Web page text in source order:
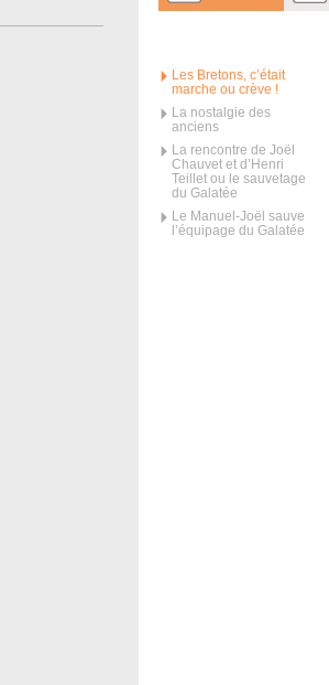
Les Bretons, c’était
marche ou crève !
La nostalgie des
anciens
La rencontre de Joël
Chauvet et d’Henri
Teillet ou le sauvetage
du Galatée
Le Manuel-Joël sauve
l’équipage du Galatée